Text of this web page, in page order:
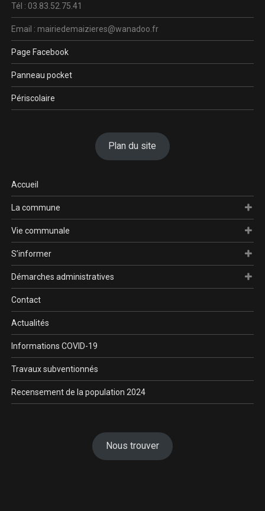
Tél : 03.83.52.75.41
Email : mairiedemaizieres@wanadoo.fr
Page Facebook
Panneau pocket
Périscolaire
Plan du site
Accueil
La commune
Vie communale
S’informer
Démarches administratives
Contact
Actualités
Informations COVID-19
Travaux subventionnés
Recensement de la population 2024
Nous trouver